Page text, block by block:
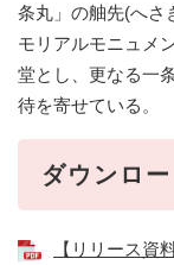
条丸」の舳先(へさ
モリアルモニュメ
堂とし、更なる一
待を寄せている。
ダウンロー
【リリース資